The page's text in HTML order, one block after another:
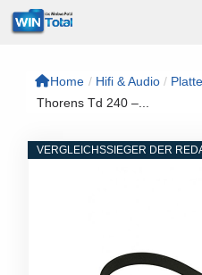
Zum
Inhalt
Home / Hifi & Audio /
Thorens Td 240 –...
VERGLEICHSSIEGER DER